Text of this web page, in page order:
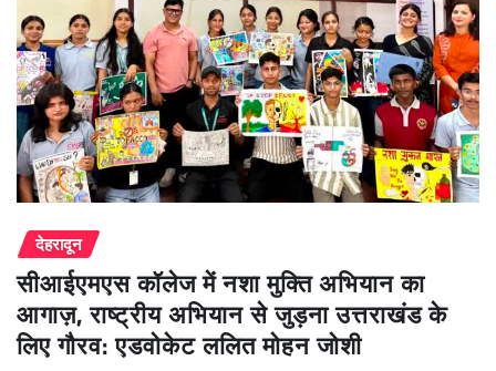
देहरादून
सीआईएमएस कॉलेज में नशा मुक्ति अभियान का
आगाज़, राष्ट्रीय अभियान से जुड़ना उत्तराखंड के
लिए गौरव: एडवोकेट ललित मोहन जोशी